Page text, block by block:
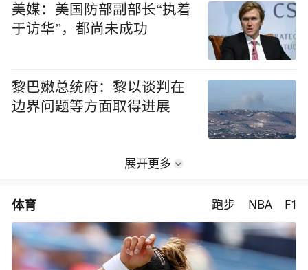
美媒：美国防部副部长“执着
于访华”，都尚未成功
黎巴嫩总统府：黎以谈判在
边界问题等方面取得进展
展开更多
体育 跑步 NBA F1